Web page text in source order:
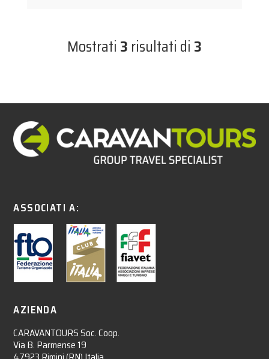
Mostrati 3 risultati di 3
ASSOCIATI A:
AZIENDA
CARAVANTOURS Soc. Coop.
Via B. Parmense 19